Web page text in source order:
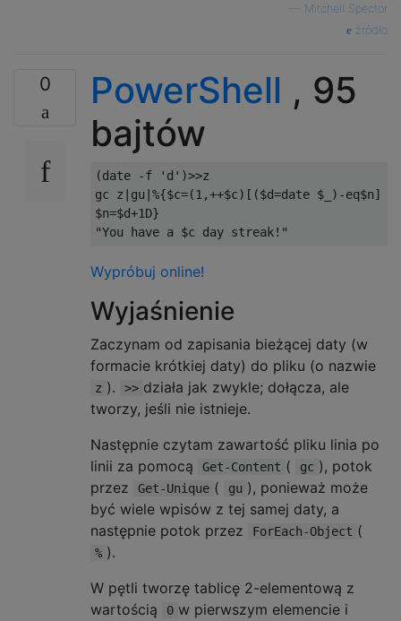
Mitchell Spector
źródło
0 PowerShell , 95
bajtów
(date -f 'd' )>>z
gc z
gu |%{$c=(1 ,++$c)[($d=date $_ )-eq$n]
$n=$d+1D}
"You have a $c day streak!"
Wypróbuj online!
Wyjaśnienie
Zaczynam od zapisania bieżącej daty (w
formacie krótkiej daty) do pliku (o nazwie
z ). >> działa jak zwykle; dołącza, ale
tworzy, jeśli nie istnieje.
Następnie czytam zawartość pliku linia po
linii za pomocą
Get-Content ( gc ), potok
przez
Get-Unique ( gu ), ponieważ może
być wiele wpisów z tej samej daty, a
następnie potok przez
ForEach-Object (
% ).
W pętli tworzę tablicę 2-elementową z
wartością
0 w pierwszym elemencie i